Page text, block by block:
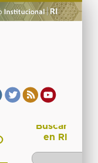
Buscar
en RI